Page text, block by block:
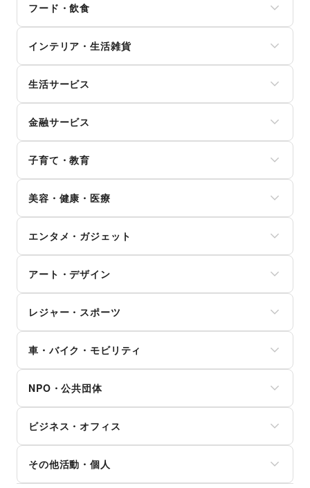
レディースファッション
ユニセックス
インナー・ルームウェア
キッズ・ベビー・マタニティ
スポーツ
シーズナルウェア
腕時計
靴
バッグ・革小物
ファッション雑貨
和服・着物
古着
その他ファッション
フード・飲食
和菓子
パン
お弁当・惣菜
軽食・ホットスナック
コーヒー・紅茶
その他飲料
食材・調味料
物産展・マルシェ
キッチンカー・移動販売
野菜・果物・生鮮食品
その他フード・飲食
インテリア・生活雑貨
寝具・ベッド
家具・家電
キッチン雑貨・調理器具
掃除用品・生活便利品
文房具
手芸・ハンドメイド
花・盆栽・ドライフラワー
犬・猫・ペット
日用雑貨
食器・陶磁器
その他インテリア・生活雑貨
生活サービス
インターネット・プロバイダ
電気・ガス
ウォーターサーバー
ハウスクリーニング・家事代行
定期宅配
リサイクル雑貨・古本
冠婚葬祭
資格・習い事
リフォーム
住宅（購入・賃貸）
たばこ
修理・メンテナンス
就職・転職・求人
金融サービス
保険
銀行
住宅ローン
証券・FX
不動産投資
その他金融サービス
子育て・教育
ランドセル
学習教材・通信教育
子供向け教室・レッスン
塾・家庭教師
おもちゃ・絵本
その他子育て・教育
美容・健康・医療
ダイエット・健康グッズ
美容・コスメ・香水
ヘアケア・シャンプー
美容家電
ヘアサロン・ネイルサロン
マッサージ・整体
女性用品・フェムテック
コンタクトレンズ
医療・医薬品
その他美容・健康
エンタメ・ガジェット
スマホアクセサリー
ガジェット
ゲーム
アニメ
コミック・マンガ
アイドル・芸能人
CD・DVD・本・雑誌
Webメディア・アプリ
テレビ・ドラマ
映画
音楽・ライブ
演劇
占い
アート・デザイン
写真・イラストレーション
立体作品・彫刻
その他アート・デザイン
レジャー・スポーツ
キャンプ・アウトドア
野球
サッカー
バスケットボール
ゴルフ
その他レジャー・スポーツ
車・バイク・モビリティ
バイク・オートバイ
自転車・ロードバイク
マイクロモビリティ
その他車・バイク・モビリティ
NPO・公共団体
外国団体・大使館
募金・寄付
NPO・ボランティア活動
その他NPO・公共団体
ビジネス・オフィス
オフィス家具・OA機器
イベント企画・運営
その他活動・個人